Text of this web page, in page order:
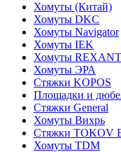
Хомуты (Китай)
Хомуты DKC
Хомуты Navigator
Хомуты IEK
Хомуты REXANT
Хомуты ЭРА
Стяжки KOPOS
Площадки и
Стяжки General
Хомуты Вихрь
Стяжки TOKOV
Хомуты TDM